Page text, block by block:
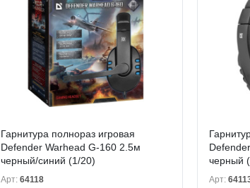
Гарнитура полнораз игровая
Defender Warhead G-160 2.5м
черный/синий (1/20)
Арт: 64118
черный
Арт: